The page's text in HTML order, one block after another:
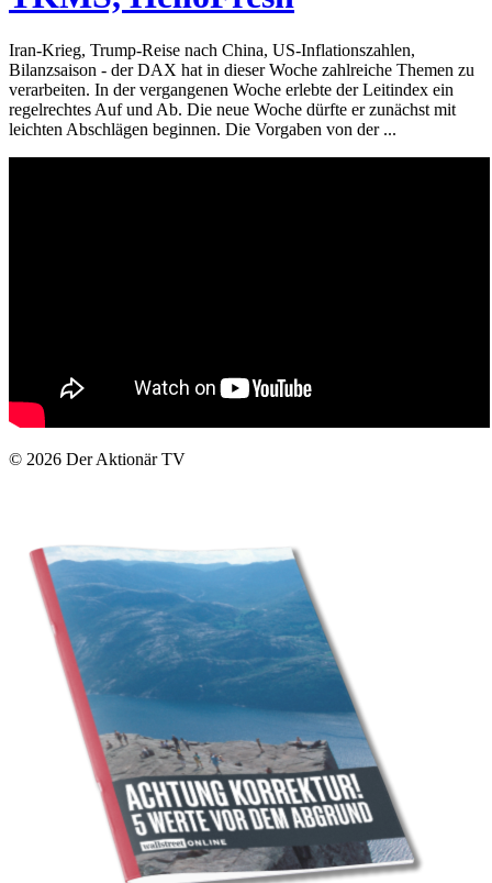
Iran-Krieg, Trump-Reise nach China, US-Inflationszahlen,
Bilanzsaison - der DAX hat in dieser Woche zahlreiche Themen zu
verarbeiten. In der vergangenen Woche erlebte der Leitindex ein
regelrechtes Auf und Ab. Die neue Woche dürfte er zunächst mit
leichten Abschlägen beginnen. Die Vorgaben von der ...
© 2026 Der Aktionär TV